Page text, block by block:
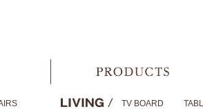
TV BOARD